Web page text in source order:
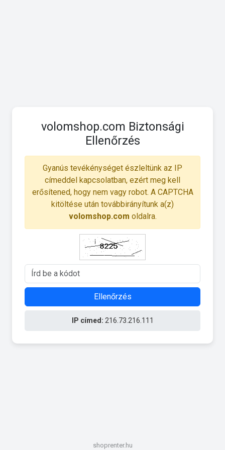
volomshop.com Biztonsági
Ellenőrzés
Gyanús tevékénységet észleltünk az IP
címeddel kapcsolatban, ezért meg kell
erősítened, hogy nem vagy robot. A CAPTCHA
kitöltése után továbbirányítunk a(z)
volomshop.com oldalra.
Ellenőrzés
IP címed: 216.73.216.111
shoprenter.hu